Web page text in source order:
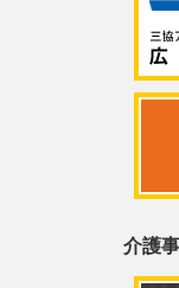
介護